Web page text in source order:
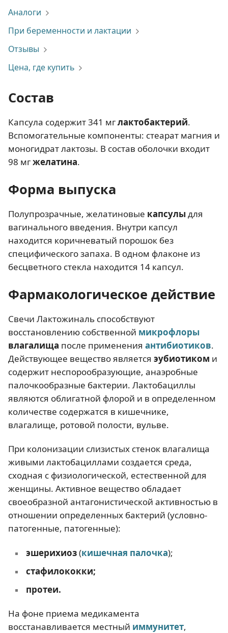
Аналоги
При беременности и лактации
Отзывы
Цена, где купить
Состав
Капсула содержит 341 мглактобактерий.
Вспомогательные компоненты: стеарат магния и
моногидрат лактозы. В состав оболочки входит
98 мгжелатина.
Форма выпуска
Полупрозрачные, желатиновые капсулыдля
вагинального введения. Внутри капсул
находится коричневатый порошок без
специфического запаха. В одном флаконе из
бесцветного стекла находится 14 капсул.
Фармакологическое действие
Свечи Лактожиналь способствуют
восстановлению собственной микрофлоры
влагалища после применения антибиотиков.
Действующее вещество является эубиотиком и
содержит неспорообразующие, анаэробные
палочкообразные бактерии. Лактобациллы
являются облигатной флорой и в определенном
количестве содержатся в кишечнике,
влагалище, ротовой полости, вульве.
При колонизации слизистых стенок влагалища
живыми лактобациллами создается среда,
сходная с физиологической, естественной для
женщины. Активное вещество обладает
своеобразной антагонистической активностью в
отношении определенных бактерий (условно-
патогенные, патогенные):
эшерихиоз(кишечная палочка);
стафилококки;
протеи.
На фоне приема медикамента
восстанавливается местный иммунитет,